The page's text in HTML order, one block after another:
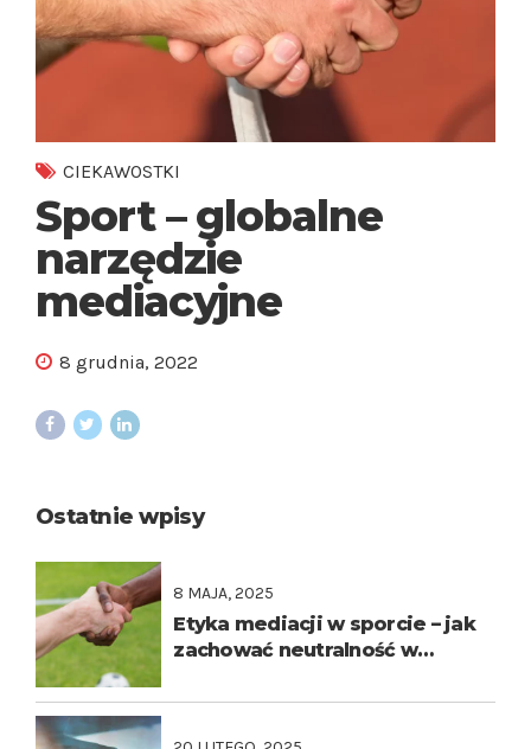
CIEKAWOSTKI
Sport – globalne
narzędzie
mediacyjne
8 grudnia, 2022
Ostatnie wpisy
8 MAJA, 2025
Etyka mediacji w sporcie – jak
zachować neutralność w